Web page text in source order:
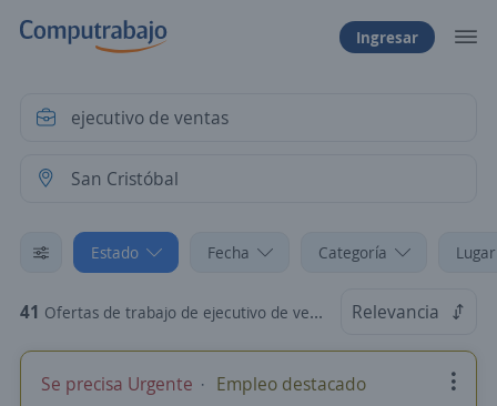
Ingresar
Estado Fecha Categoría
41 Ofertas de trabajo de ejecutivo de ventas en San Cristóbal, Táchira Relevancia
Se precisa Urgente Empleo destacado